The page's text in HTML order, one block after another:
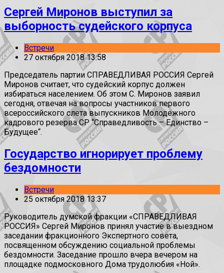
Сергей Миронов выступил за
выборность судейского корпуса
Встречи
27 октября 2018 13:58
Председатель партии СПРАВЕДЛИВАЯ РОССИЯ Сергей
Миронов считает, что судейский корпус должен
избираться населением. Об этом С. Миронов заявил
сегодня, отвечая на вопросы участников первого
всероссийского слета выпускников Молодежного
кадрового резерва СР “Справедливость – Единство –
Будущее“.
Государство игнорирует проблему
бездомности
Встречи
25 октября 2018 13:37
Руководитель думской фракции «СПРАВЕДЛИВАЯ
РОССИЯ» Сергей Миронов принял участие в выездном
заседании фракционного Экспертного совета,
посвященном обсуждению социальной проблемы
бездомности. Заседание прошло вчера вечером на
площадке подмосковного Дома трудолюбия «Ной».